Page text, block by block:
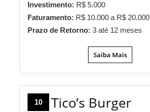
Investimento: R$ 5.000
Faturamento: R$ 10.000 a R$ 20.000
Prazo de Retorno: 3 até 12 meses
Saiba Mais
10 Tico’s Burger